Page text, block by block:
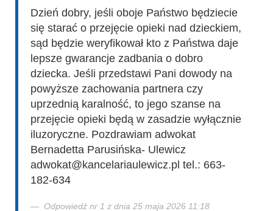
Dzień dobry, jeśli oboje Państwo będziecie
się starać o przejęcie opieki nad dzieckiem,
sąd będzie weryfikował kto z Państwa daje
lepsze gwarancje zadbania o dobro
dziecka. Jeśli przedstawi Pani dowody na
powyższe zachowania partnera czy
uprzednią karalność, to jego szanse na
przejęcie opieki będą w zasadzie wyłącznie
iluzoryczne. Pozdrawiam adwokat
Bernadetta Parusińska- Ulewicz
adwokat@kancelariaulewicz.pl tel.: 663-
182-634
Odpowiedź nr 1 z dnia 25 maja 2026 11:18